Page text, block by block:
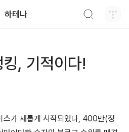
하테나
, 기적이다!
스가 새롭게 시작되었다, 400만(정